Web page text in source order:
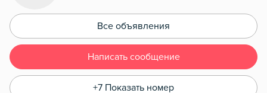
Все объявления
Написать сообщение
+7 Показать номер